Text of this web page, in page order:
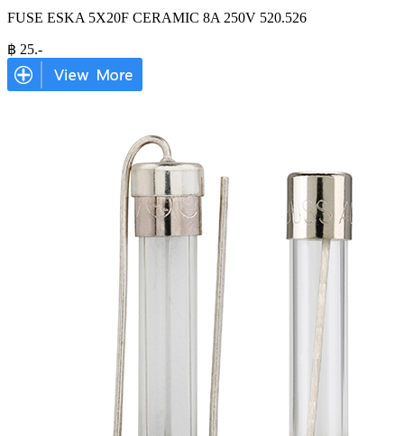
FUSE ESKA 5X20F CERAMIC 8A 250V 520.526
฿ 25.-